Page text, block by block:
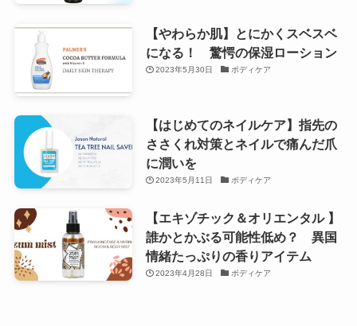
【やわらか肌】とにかくスベスベ
になる！ 驚愕の保湿ローション
2023年5月30日 ボディケア
【はじめてのネイルケア】指先の
ささくれ対策とネイルで痛んだ爪
に潤いを
2023年5月11日 ボディケア
【エキゾチック＆オリエンタル 】
誰かとかぶる可能性低め？ 異国
情緒たっぷりの香りアイテム
2023年4月28日 ボディケア